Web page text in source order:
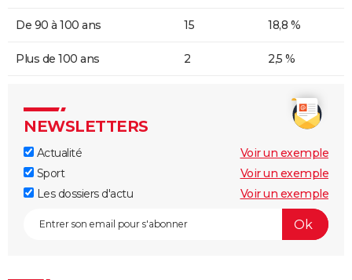
De 90 à 100 ans 15 18,8 %
Plus de 100 ans 2 2,5 %
NEWSLETTERS
Actualité
Voir un exemple
Sport
Voir un exemple
Les dossiers d'actu
Voir un exemple